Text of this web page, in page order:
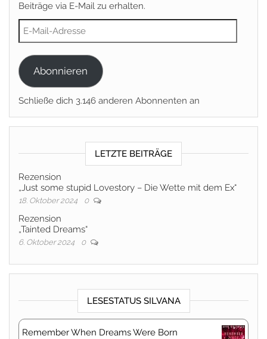
Beiträge via E-Mail zu erhalten.
E-Mail-Adresse
Abonnieren
Schließe dich 3.146 anderen Abonnenten an
LETZTE BEITRÄGE
Rezension
„Just some stupid Lovestory – Die Wette mit dem Ex“
18. Oktober 2024 0
Rezension
„Tainted Dreams“
6. Oktober 2024 0
LESESTATUS SILVANA
Remember When Dreams Were Born